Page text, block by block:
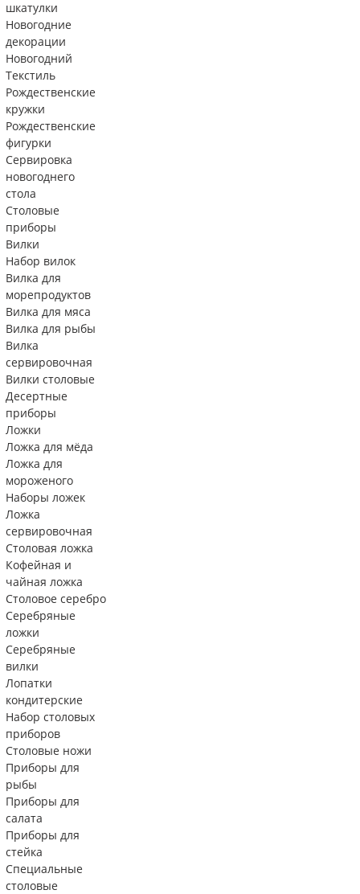
шкатулки
Новогодние
декорации
Новогодний
Текстиль
Рождественские
кружки
Рождественские
фигурки
Сервировка
новогоднего
стола
Столовые
приборы
Вилки
Набор вилок
Вилка для
морепродуктов
Вилка для мяса
Вилка для рыбы
Вилка
сервировочная
Вилки столовые
Десертные
приборы
Ложки
Ложка для мёда
Ложка для
мороженого
Наборы ложек
Ложка
сервировочная
Столовая ложка
Кофейная и
чайная ложка
Столовое серебро
Серебряные
ложки
Серебряные
вилки
Лопатки
кондитерские
Набор столовых
приборов
Столовые ножи
Приборы для
рыбы
Приборы для
салата
Приборы для
стейка
Специальные
столовые